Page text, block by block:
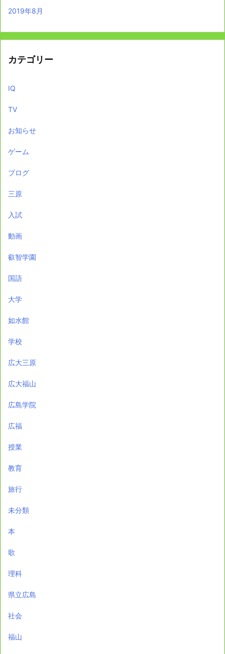
2019年8月
カテゴリー
IQ
TV
お知らせ
ゲーム
ブログ
三原
入試
動画
叡智学園
国語
大学
如水館
学校
広大三原
広大福山
広島学院
広福
授業
教育
旅行
未分類
本
歌
理科
県立広島
社会
福山